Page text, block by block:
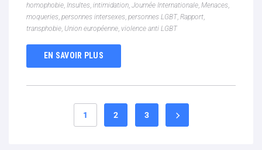
homophobie, Insultes, intimidation, Journée Internationale, Menaces,
moqueries, personnes intersexes, personnes LGBT, Rapport,
transphobie, Union européenne, violence anti LGBT
EN SAVOIR PLUS
1 2 3